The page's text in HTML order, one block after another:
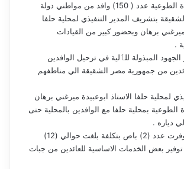
ودعت ٱلية العودة الطوعية عدد ( 150) وافد من مواطني دولة
بتشريف المدير التنفيذي لمحلية حلفا
ميرغني برهان وبحضور كبير من القيادات
.
المبذولة للٱلية في ترحيل الوافدين
من جمهورية مصر الشقيقة الي مناطفهم
لمحلية حلفا الاستاذ ابوعبيدة ميرغني برهان
الطوعية بمحلية حلفا مع الوافدين بالمحلية حتى
دياره .
مبينا ان المحلية وفرت عدد (2) باص بتكلفة بلغت حوالي (12)
توفير بعض الخدمات الاساسية للعائدين من جبات